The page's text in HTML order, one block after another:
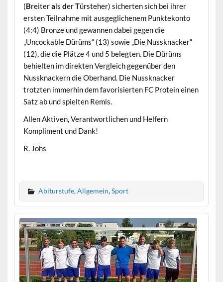
(Breiterals derTürsteher) sicherten sich bei ihrer
ersten Teilnahme mit ausgeglichenem Punktekonto
(4:4) Bronze und gewannen dabei gegen die
„Uncockable Dürüms“ (13) sowie „Die Nussknacker“
(12), die die Plätze 4 und 5 belegten. Die Dürüms
behielten im direkten Vergleich gegenüber den
Nussknackern die Oberhand. Die Nussknacker
trotzten immerhin dem favorisierten FC Protein einen
Satz ab und spielten Remis.
Allen Aktiven, Verantwortlichen und Helfern
Kompliment und Dank!
R. Johs
Abiturstufe,Allgemein,Sport